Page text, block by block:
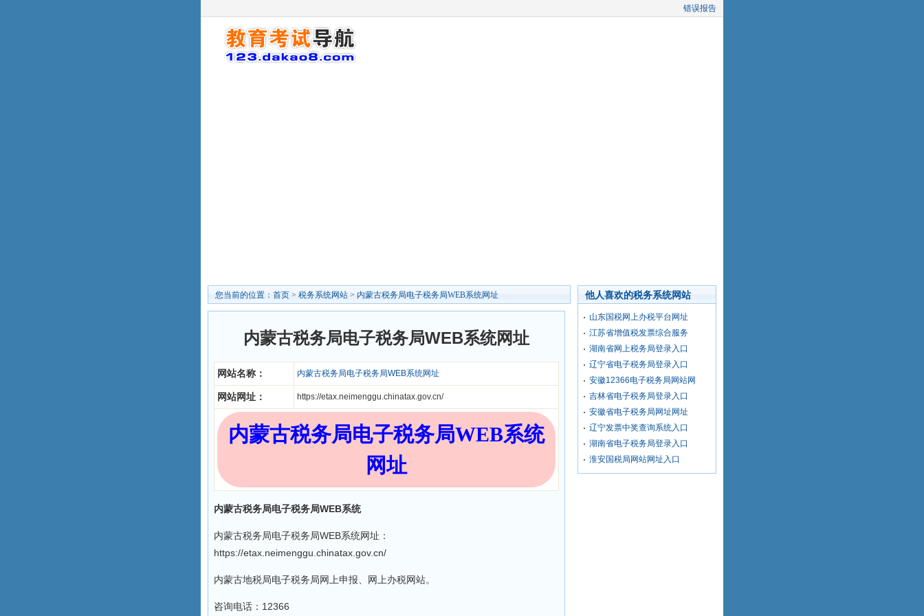
错误报告
您当前的位置： 首页 > 税务系统网站 > 内蒙古税务局电子税务局WEB系统网址
内蒙古税务局电子税务局WEB系统网址
网站名称： 内蒙古税务局电子税务局WEB系统网址
网站网址： https://etax.neimenggu.chinatax.gov.cn/
内蒙古税务局电子税务局WEB系统
网址
内蒙古税务局电子税务局WEB系统
内蒙古税务局电子税务局WEB系统网址：
https://etax.neimenggu.chinatax.gov.cn/
内蒙古地税局电子税务局网上申报、网上办税网站。
咨询电话：12366
他人喜欢的税务系统网站
山东国税网上办税平台网址
江苏省增值税发票综合服务
湖南省网上税务局登录入口
辽宁省电子税务局登录入口
安徽12366电子税务局网站网
吉林省电子税务局登录入口
安徽省电子税务局网址网址
辽宁发票中奖查询系统入口
湖南省电子税务局登录入口
淮安国税局网站网址入口